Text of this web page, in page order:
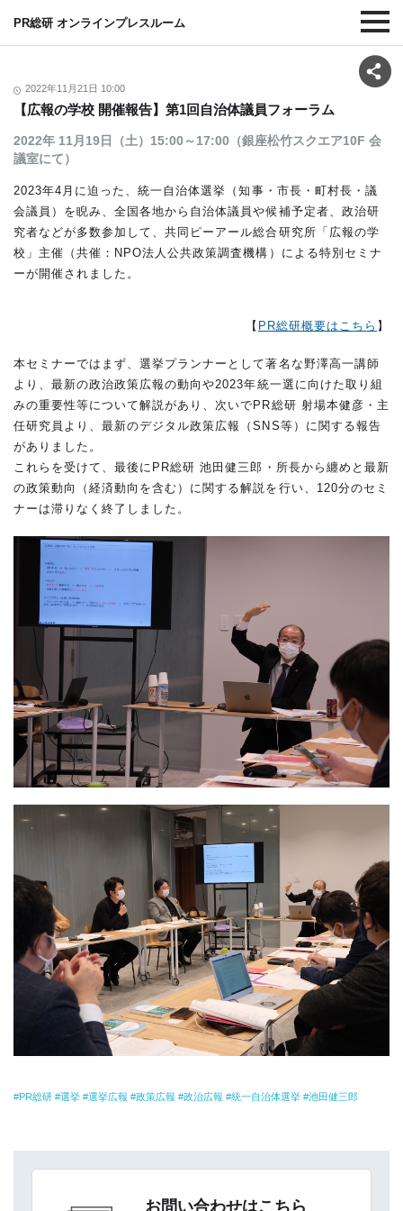
PR総研 オンラインプレスルーム
2022年11月21日 10:00
【広報の学校 開催報告】第1回自治体議員フォーラム
2022年 11月19日（土）15:00～17:00（銀座松竹スクエア10F 会
議室にて）
2023年4月に迫った、統一自治体選挙（知事・市長・町村長・議
会議員）を睨み、全国各地から自治体議員や候補予定者、政治研
究者などが多数参加して、共同ピーアール総合研究所「広報の学
校」主催（共催：NPO法人公共政策調査機構）による特別セミナ
ーが開催されました。
【 PR総研概要はこちら 】
本セミナーではまず、選挙プランナーとして著名な野澤高一講師
より、最新の政治政策広報の動向や2023年統一選に向けた取り組
みの重要性等について解説があり、次いでPR総研 射場本健彦・主
任研究員より、最新のデジタル政策広報（SNS等）に関する報告
がありました。
これらを受けて、最後にPR総研 池田健三郎・所長から纏めと最新
の政策動向（経済動向を含む）に関する解説を行い、120分のセミ
ナーは滞りなく終了しました。
PR総研 選挙 選挙広報 政策広報 政治広報 統一自治体選挙 池田健三郎
お問い合わせはこちら